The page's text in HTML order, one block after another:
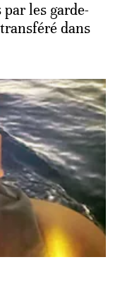
les garde-
dans